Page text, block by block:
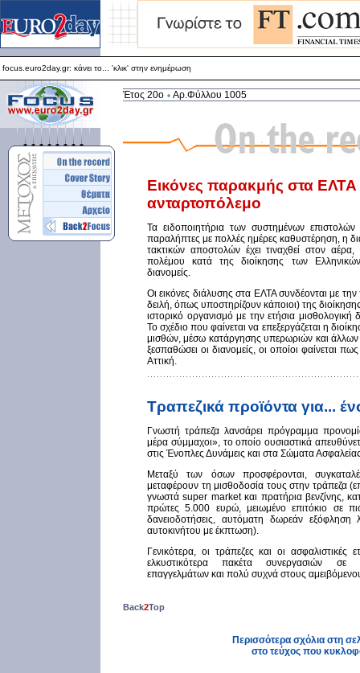
focus.euro2day.gr: κάνει το... 'κλικ' στην ενημέρωση
Για καλύτερη απεικόνιση προτείνεται ο Internet Explorer 5.5+
focus.euro2day.gr: κάνει το... 'κλικ' στην ενημέρωση
Έτος 20ο Αρ.Φύλλου 1005
Εικόνες παρακμής στα ΕΛΤΑ
ανταρτοπόλεμο
Τα ειδοποιητήρια των συστημένων
παραλήπτες με πολλές ημέρες καθυστέρηση, η
τακτικών αποστολών έχει τιναχθεί στον
πολέμου κατά της διοίκησης των
διανομείς.
Οι εικόνες διάλυσης στα ΕΛΤΑ συνδέονται με
δειλή, όπως υποστηρίζουν κάποιοι) της
ιστορικό οργανισμό με την ετήσια
Το σχέδιο που φαίνεται να επεξεργάζεται η
μισθών, μέσω κατάργησης υπερωριών και άλλων
ξεσπαθώσει οι διανομείς, οι οποίοι φαίνεται
Αττική.
Τραπεζικά προϊόντα για...
Γνωστή τράπεζα λανσάρει πρόγραμμα
μέρα σύμμαχοι», το οποίο ουσιαστικά
στις Ένοπλες Δυνάμεις και στα Σώματα
Μεταξύ των όσων προσφέρονται,
μεταφέρουν τη μισθοδοσία τους στην τράπεζα
γνωστά super market και πρατήρια βενζίνης,
πρώτες 5.000 ευρώ, μειωμένο επιτόκιο σε
δανειοδοτήσεις, αυτόματη δωρεάν εξόφληση
αυτοκινήτου με έκπτωση).
Γενικότερα, οι τράπεζες και οι ασφαλιστικές
ελκυστικότερα πακέτα συνεργασιών σε
επαγγελμάτων και πολύ συχνά στους
Back2Top
Περισσότερα σχόλια στη
στο τεύχος που